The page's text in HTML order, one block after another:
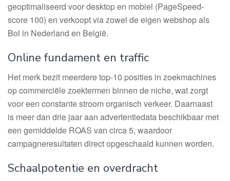
geoptimaliseerd voor desktop en mobiel (PageSpeed-
score 100) en verkoopt via zowel de eigen webshop als
Bol in Nederland en België.
Online fundament en traffic
Het merk bezit meerdere top-10 posities in zoekmachines
op commerciële zoektermen binnen de niche, wat zorgt
voor een constante stroom organisch verkeer. Daarnaast
is meer dan drie jaar aan advertentiedata beschikbaar met
een gemiddelde ROAS van circa 5, waardoor
campagneresultaten direct opgeschaald kunnen worden.
Schaalpotentie en overdracht